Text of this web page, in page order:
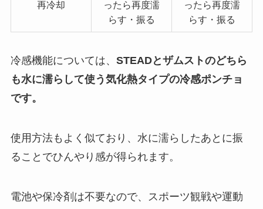
再冷却
ったら再度濡
らす・振る
ったら再度濡
らす・振る
冷感機能については、 STEADとザムストのどちら
も水に濡らして使う気化熱タイプの冷感ポンチョ
です。
使用方法もよく似ており、水に濡らしたあとに振
ることでひんやり感が得られます。
電池や保冷剤は不要なので、スポーツ観戦や運動